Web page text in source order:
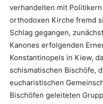
verhandelten mit
orthodoxen Kirche fremd
Schlag gegangen,
Kanones erfolgenden
Konstantinopels in Kiew,
schismatischen Bischöfe,
eucharistischen
Bischöfen geleiteten